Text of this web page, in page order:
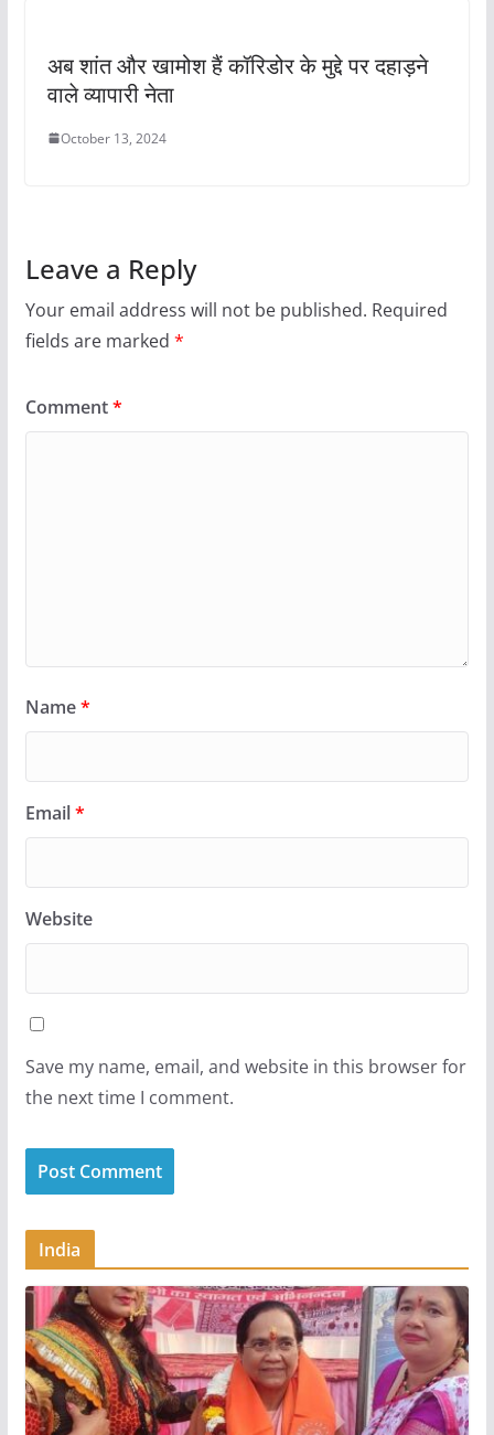
अब शांत और खामोश हैं कॉरिडोर के मुद्दे पर दहाड़ने
वाले व्यापारी नेता
October 13, 2024
Leave a Reply
Your email address will not be published. Required
fields are marked *
Comment*
Name*
Email*
Website
Save my name, email, and website in this browser for
the next time I comment.
India